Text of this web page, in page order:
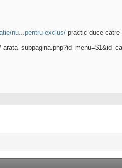
nu...pentru-exclus/ practic duce catre